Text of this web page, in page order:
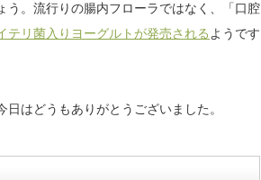
う。流行りの腸内フローラではなく、「口腔
テリ菌入りヨーグルトが発売される ようです
はどうもありがとうございました。